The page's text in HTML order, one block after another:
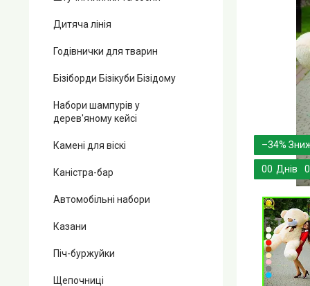
–34%
00 Днів 0
Дитяча лінія
Годівнички для тварин
Бізіборди Бізікуби Бізідому
Набори шампурів у
дерев'яному кейсі
Камені для віскі
Каністра-бар
Автомобільні набори
Казани
Піч-буржуйки
Щепочниці